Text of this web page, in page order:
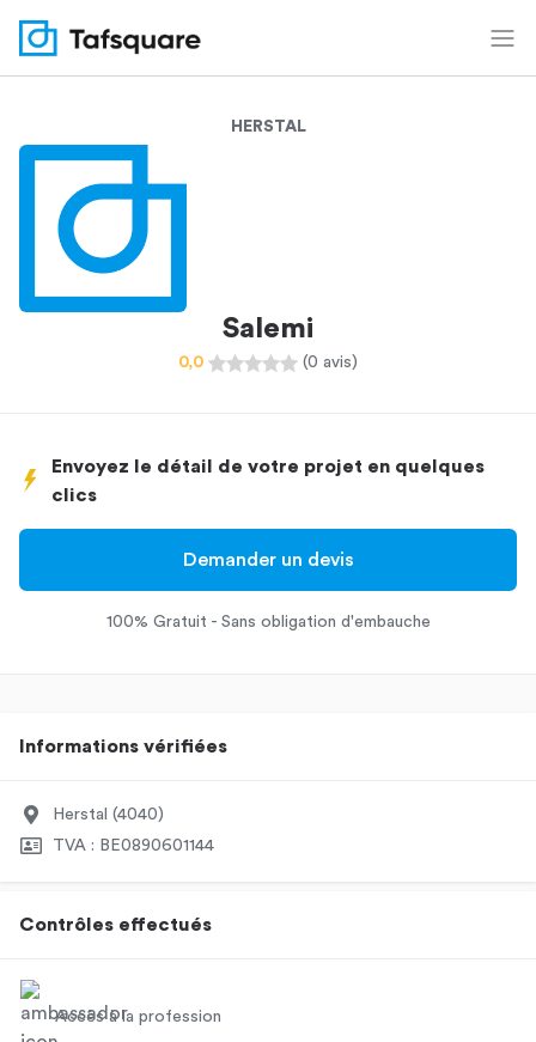
HERSTAL
Salemi
0,0 (0 avis)
Envoyez le détail de votre projet en quelques
clics
Demander un devis
100% Gratuit - Sans obligation d'embauche
Informations vérifiées
Herstal (4040)
TVA : BE0890601144
Contrôles effectués
Accès à la profession